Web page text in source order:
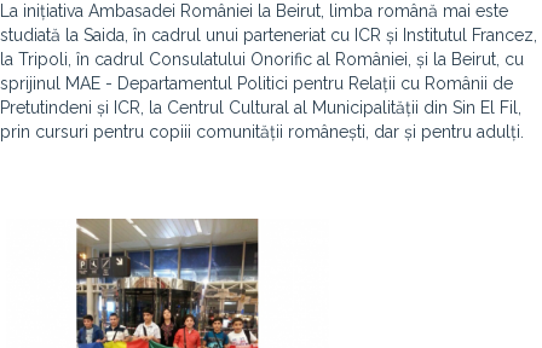
La inițiativa Ambasadei României la Beirut, limba română mai este
studiată la Saida, în cadrul unui parteneriat cu ICR și Institutul Francez,
la Tripoli, în cadrul Consulatului Onorific al României, și la Beirut, cu
sprijinul MAE - Departamentul Politici pentru Relații cu Românii de
Pretutindeni și ICR, la Centrul Cultural al Municipalității din Sin El Fil,
prin cursuri pentru copiii comunității românești, dar și pentru adulți.